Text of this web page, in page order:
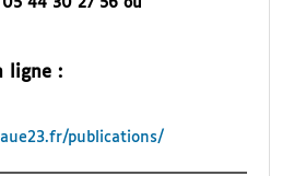
05 44 30 27 56 ou
ligne :
publications/